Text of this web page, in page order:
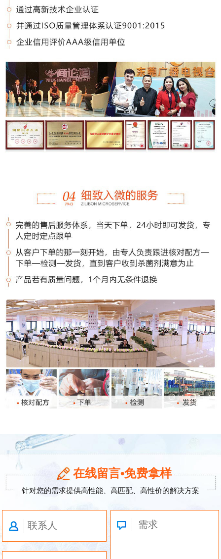
在线留言•免费拿样
针对您的需求提供高性能、高匹配、高性价的解决方案